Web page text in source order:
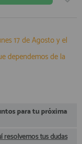
17 de Agostoy el
dependemos de la
para tu próxima
resolvemos tus dudas